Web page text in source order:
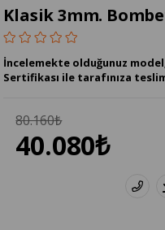
Klasik 3mm.
İncelemekte olduğunuz
Sertifikası ile tarafınıza
80.160₺
40.080₺